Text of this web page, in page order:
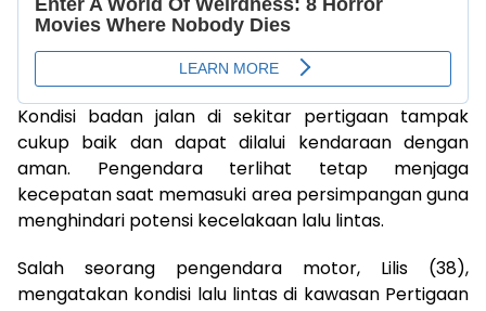
Kondisi badan jalan di sekitar pertigaan tampak
cukup baik dan dapat dilalui kendaraan dengan
aman. Pengendara terlihat tetap menjaga
kecepatan saat memasuki area persimpangan guna
menghindari potensi kecelakaan lalu lintas.
Salah seorang pengendara motor, Lilis (38),
mengatakan kondisi lalu lintas di kawasan Pertigaan